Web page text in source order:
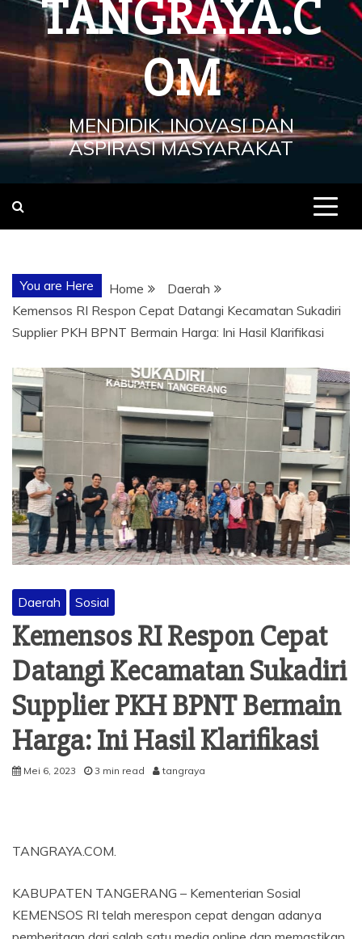
TANGRAYA.C
OM
MENDIDIK, INOVASI DAN
ASPIRASI MASYARAKAT
You are Here Home
Daerah
Kemensos RI Respon Cepat Datangi Kecamatan Sukadiri
Supplier PKH BPNT Bermain Harga: Ini Hasil Klarifikasi
Daerah Sosial
Kemensos RI Respon Cepat
Datangi Kecamatan Sukadiri
Supplier PKH BPNT Bermain
Harga: Ini Hasil Klarifikasi
Mei 6, 2023 3 min read tangraya
TANGRAYA.COM.
KABUPATEN TANGERANG – Kementerian Sosial
KEMENSOS RI telah merespon cepat dengan adanya